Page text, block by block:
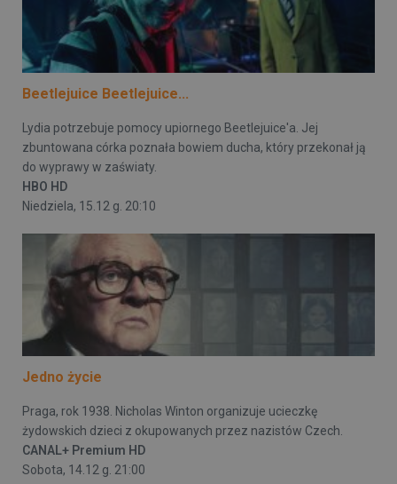
Beetlejuice Beetlejuice...
Lydia potrzebuje pomocy upiornego Beetlejuice'a. Jej
zbuntowana córka poznała bowiem ducha, który przekonał ją
do wyprawy w zaświaty.
HBO HD
Niedziela, 15.12 g. 20:10
Jedno życie
Praga, rok 1938. Nicholas Winton organizuje ucieczkę
żydowskich dzieci z okupowanych przez nazistów Czech.
CANAL+ Premium HD
Sobota, 14.12 g. 21:00